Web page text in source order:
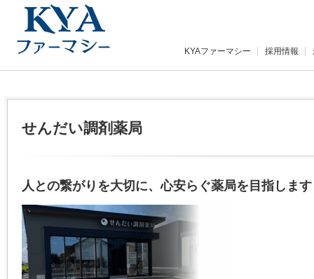
KYAファーマシー 採用情報
せんだい調剤薬局
人との繋がりを大切に、心安らぐ薬局を目指します